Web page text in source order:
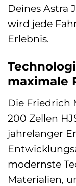
Deines Astra
wird jede
Erlebnis.
maximale
Die Friedrich
200 Zellen
jahrelanger
modernste
Materialien,